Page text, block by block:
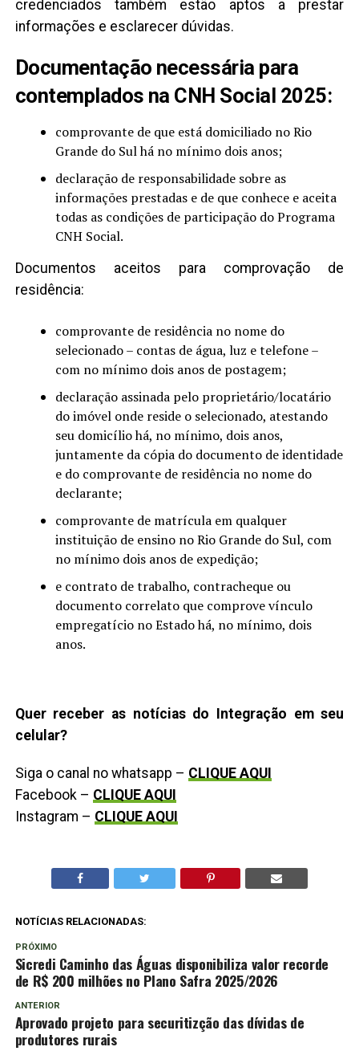
credenciados também estão aptos a prestar
informações e esclarecer dúvidas.
Documentação necessária para
contemplados na CNH Social 2025:
comprovante de que está domiciliado no Rio
Grande do Sul há no mínimo dois anos;
declaração de responsabilidade sobre as
informações prestadas e de que conhece e aceita
todas as condições de participação do Programa
CNH Social.
Documentos aceitos para comprovação de
residência:
comprovante de residência no nome do
selecionado – contas de água, luz e telefone –
com no mínimo dois anos de postagem;
declaração assinada pelo proprietário/locatário
do imóvel onde reside o selecionado, atestando
seu domicílio há, no mínimo, dois anos,
juntamente da cópia do documento de identidade
e do comprovante de residência no nome do
declarante;
comprovante de matrícula em qualquer
instituição de ensino no Rio Grande do Sul, com
no mínimo dois anos de expedição;
e contrato de trabalho, contracheque ou
documento correlato que comprove vínculo
empregatício no Estado há, no mínimo, dois
anos.
Quer receber as notícias do Integração em seu
celular?
Siga o canal no whatsapp – CLIQUE AQUI
Facebook – CLIQUE AQUI
Instagram – CLIQUE AQUI
NOTÍCIAS RELACIONADAS:
PRÓXIMO
Sicredi Caminho das Águas disponibiliza valor recorde
de R$ 200 milhões no Plano Safra 2025/2026
ANTERIOR
Aprovado projeto para securitizção das dívidas de
produtores rurais